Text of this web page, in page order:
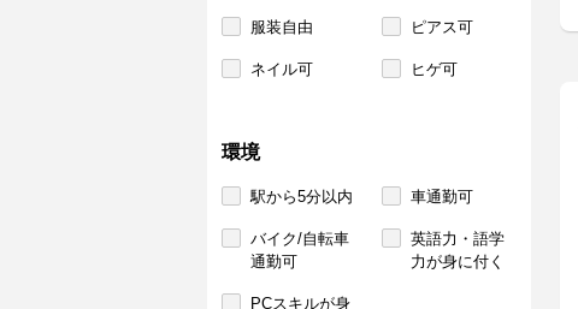
服装自由 ピアス可
ネイル可 ヒゲ可
環境
駅から5分以内 車通勤可
バイク/自転車
通勤可
英語力・語学
力が身に付く
PCスキルが身